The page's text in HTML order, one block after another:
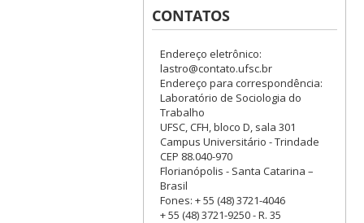
CONTATOS
Endereço eletrônico:
lastro@contato.ufsc.br
Endereço para correspondência:
Laboratório de Sociologia do
Trabalho
UFSC, CFH, bloco D, sala 301
Campus Universitário - Trindade
CEP 88.040-970
Florianópolis - Santa Catarina –
Brasil
Fones: + 55 (48) 3721-4046
+ 55 (48) 3721-9250 - R. 35